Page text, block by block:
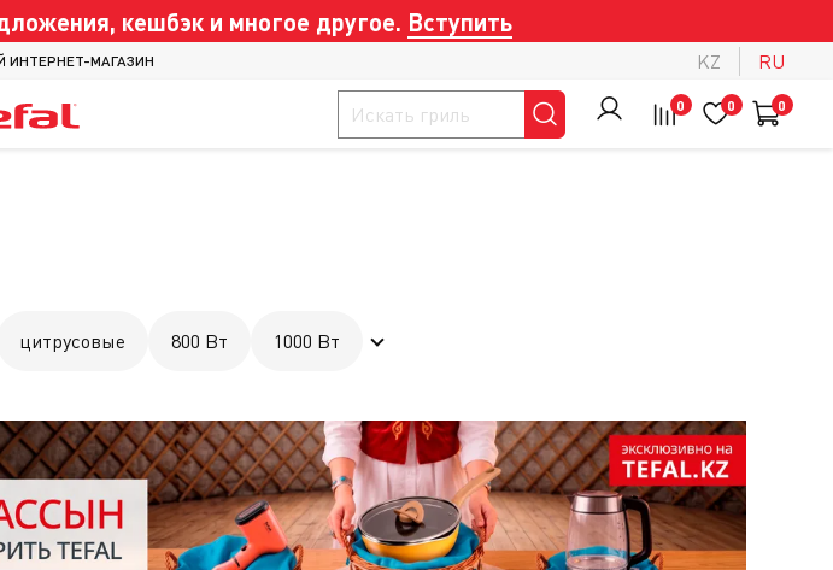
кешбэк и многое другое. Вступить
МАГАЗИН KZ RU
0 0 0
цитрусовые 800 Вт 1000 Вт